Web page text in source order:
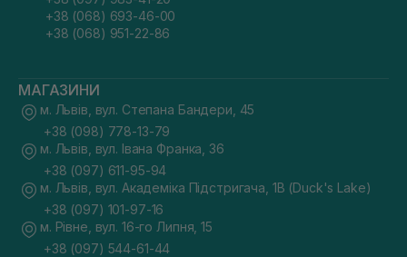
+38 (068) 693-46-00
+38 (068) 951-22-86
МАГАЗИНИ
м. Львів, вул. Степана Бандери, 45
+38 (098) 778-13-79
м. Львів, вул. Івана Франка, 36
+38 (097) 611-95-94
м. Львів, вул. Академіка Підстригача, 1В (Duck's Lake)
+38 (097) 101-97-16
м. Рівне, вул. 16-го Липня, 15
+38 (097) 544-61-44